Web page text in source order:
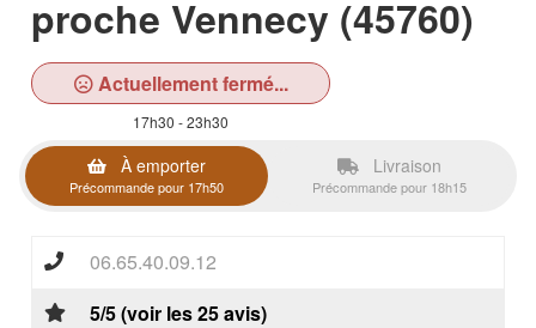
proche Vennecy (45760)
Actuellement fermé...
17h30 - 23h30
À emporter
Précommande pour 17h50
Livraison
Précommande pour 18h15
06.65.40.09.12
5/5 (voir les 25 avis)